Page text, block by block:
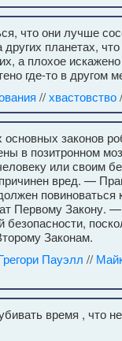
что они лучше
планетах,
а плохое
где-то в другом
//хвастовство
законов
в позитронном
или своим
вред. —
повиноваться
Первому Закону.
безопасности,
Законам.
Пауэлл //
время , что